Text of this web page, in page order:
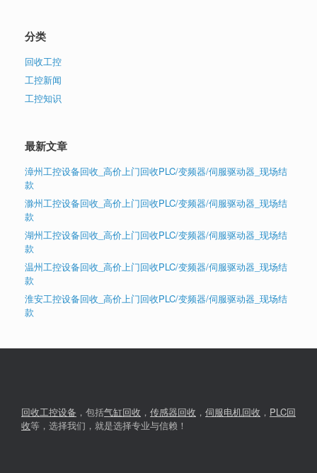
分类
回收工控
工控新闻
工控知识
最新文章
漳州工控设备回收_高价上门回收PLC/变频器/伺服驱动器_现场结
款
滁州工控设备回收_高价上门回收PLC/变频器/伺服驱动器_现场结
款
湖州工控设备回收_高价上门回收PLC/变频器/伺服驱动器_现场结
款
温州工控设备回收_高价上门回收PLC/变频器/伺服驱动器_现场结
款
淮安工控设备回收_高价上门回收PLC/变频器/伺服驱动器_现场结
款
回收工控设备 ，包括气缸回收 ， 传感器回收 ， 伺服电机回收 ， PLC回
收等，选择我们，就是选择专业与信赖！